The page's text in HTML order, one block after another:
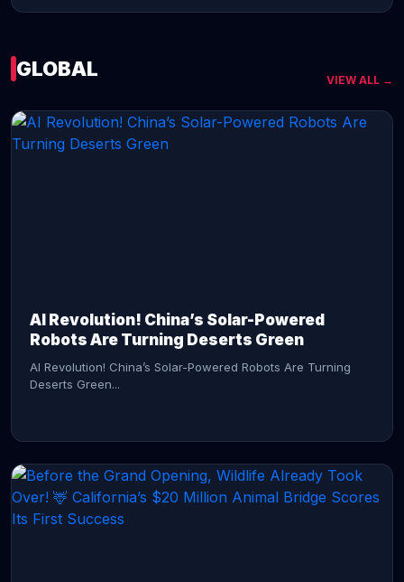
GLOBAL VIEW ALL →
AI Revolution! China’s Solar-Powered
Robots Are Turning Deserts Green
AI Revolution! China’s Solar-Powered Robots Are Turning
Deserts Green...